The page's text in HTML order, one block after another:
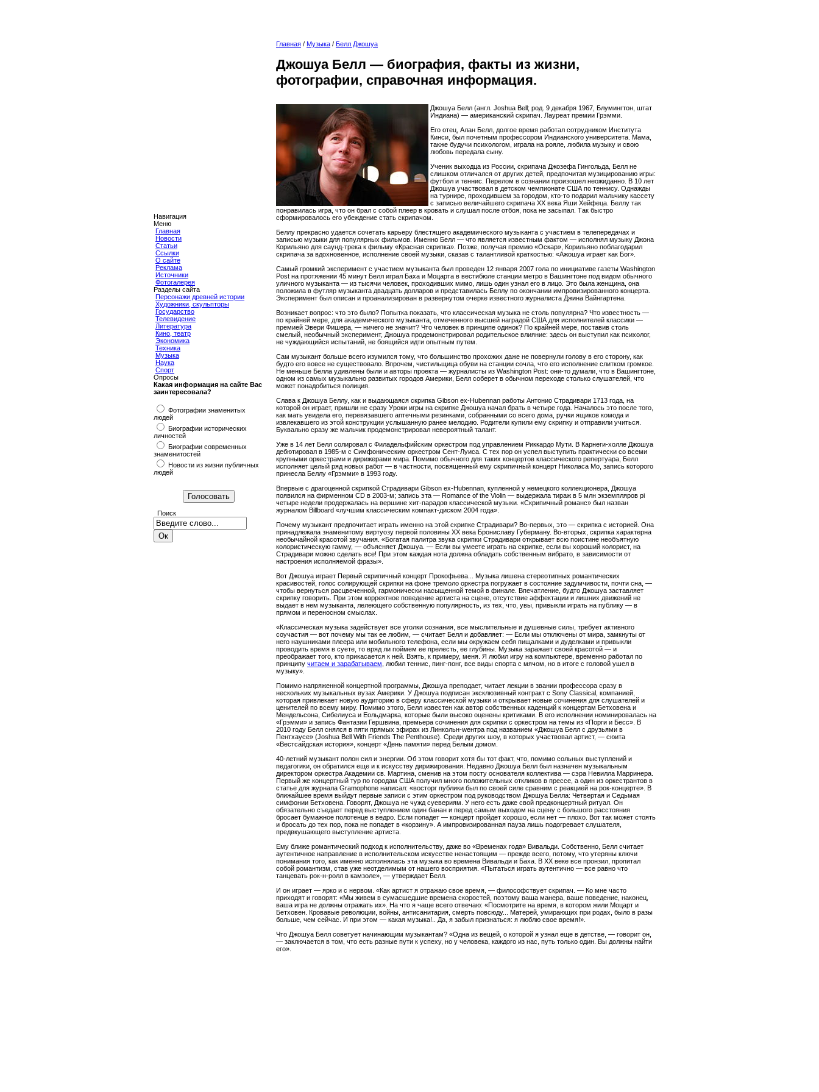
Навигация
Меню
Главная
Новости
Статьи
Ссылки
О сайте
Реклама
Источники
Фотогалерея
Разделы сайта
Персонажи древней истории
Художники, скульпторы
Государство
Телевидение
Литература
Кино, театр
Экономика
Техника
Музыка
Наука
Спорт
Опросы
Какая информация на сайте Вас
заинтересовала?
Фотографии знаменитых
людей
Биографии исторических
личностей
Биографии современных
знаменитостей
Новости из жизни публичных
людей
Поиск
Главная / Музыка / Белл Джошуа
Джошуа Белл — биография, факты из жизни,
фотографии, справочная информация.
Джошуа Белл (англ. Joshua Bell; род. 9 декабря 1967, Блумингтон, штат
Индиана) — американский скрипач. Лауреат премии Грэмми.
Его отец, Алан Белл, долгое время работал сотрудником Института
Кинси, был почетным профессором Индианского университета. Мама,
также будучи психологом, играла на рояле, любила музыку и свою
любовь передала сыну.
Ученик выходца из России, скрипача Джозефа Гингольда, Белл не
слишком отличался от других детей, предпочитая музицированию игры:
футбол и теннис. Перелом в сознании произошел неожиданно. В 10 лет
Джошуа участвовал в детском чемпионате США по теннису. Однажды
на турнире, проходившем за городом, кто-то подарил мальчику кассету
с записью величайшего скрипача XX века Яши Хейфеца. Беллу так
понравилась игра, что он брал с собой плеер в кровать и слушал после отбоя, пока не засыпал. Так быстро
сформировалось его убеждение стать скрипачом.
Беллу прекрасно удается сочетать карьеру блестящего академического музыканта с участием в телепередачах и
записью музыки для популярных фильмов. Именно Белл — что является известным фактом — исполнял музыку Джона
Корильяно для саунд-трека к фильму «Красная скрипка». Позже, получая премию «Оскар», Корильяно поблагодарил
скрипача за вдохновенное, исполнение своей музыки, сказав с талантливой краткостью: «Ажошуа играет как Бог».
Самый громкий эксперимент с участием музыканта был проведен 12 января 2007 гола по инициативе газеты Washington
Post на протяжении 45 минут Белл играл Баха и Моцарта в вестибюле станции метро в Вашингтоне под видом обычного
уличного музыканта — из тысячи человек, проходивших мимо, лишь один узнал его в лицо. Это была женщина, она
положила в футляр музыканта двадцать долларов и представилась Беллу по окончании импровизированного концерта.
Эксперимент был описан и проанализирован в развернутом очерке известного журналиста Джина Вайнгартена.
Возникает вопрос: что это было? Попытка показать, что классическая музыка не столь популярна? Что известность —
по крайней мере, для академического музыканта, отмеченного высшей наградой США для исполнителей классики —
премией Эвери Фишера, — ничего не значит? Что человек в принципе одинок? По крайней мере, поставив столь
смелый, необычный эксперимент, Джошуа продемонстрировал родительское влияние: здесь он выступил как психолог,
не чуждающийся испытаний, не боящийся идти опытным путем.
Сам музыкант больше всего изумился тому, что большинство прохожих даже не повернули голову в его сторону, как
будто его вовсе не существовало. Впрочем, чистильщица обуви на станции сочла, что его исполнение слитком громкое.
Не меньше Белла удивлены были и авторы проекта — журналисты из Washington Post: они-то думали, что в Вашингтоне,
одном из самых музыкально развитых городов Америки, Белл соберет в обычном переходе столько слушателей, что
может понадобиться полиция.
Слава к Джошуа Беллу, как и выдающаяся скрипка Gibson ех-Hubennan работы Антонио Страдивари 1713 года, на
которой он играет, пришли не сразу Уроки игры на скрипке Джошуа начал брать в четыре года. Началось это после того,
как мать увидела его, перевязавшего аптечными резинками, собранными со всего дома, ручки ящиков комода и
извлекавшего из этой конструкции услышанную ранее мелодию. Родители купили ему скрипку и отправили учиться.
Буквально сразу же мальчик продемонстрировал невероятный талант.
Уже в 14 лет Белл солировал с Филадельфийским оркестром под управлением Риккардо Мути. В Карнеги-холле Джошуа
дебютировал в 1985-м с Симфоническим оркестром Сент-Луиса. С тех пор он успел выступить практически со всеми
крупными оркестрами и дирижерами мира. Помимо обычного для таких концертов классического репертуара, Белл
исполняет целый ряд новых работ — в частности, посвященный ему скрипичный концерт Николаса Мо, запись которого
принесла Беллу «Грэмми» в 1993 году.
Впервые с драгоценной скрипкой Страдивари Gibson ех-Hubennan, купленной у немецкого коллекционера, Джошуа
появился на фирменном CD в 2003-м; запись эта — Romance of the Violin — выдержала тираж в 5 млн экземпляров pi
четыре недели продержалась на вершине хит-парадов классической музыки. «Скрипичный романс» был назван
журналом Billboard «лучшим классическим компакт-диском 2004 года».
Почему музыкант предпочитает играть именно на этой скрипке Страдивари? Во-первых, это — скрипка с историей. Она
принадлежала знаменитому виртуозу первой половины XX века Брониславу Губерману. Во-вторых, скрипка характерна
необычайной красотой звучания. «Богатая палитра звука скрипки Страдивари открывает всю поистине необъятную
колористическую гамму, — объясняет Джошуа. — Если вы умеете играть на скрипке, если вы хороший колорист, на
Страдивари можно сделать все! При этом каждая нота должна обладать собственным вибрато, в зависимости от
настроения исполняемой фразы».
Вот Джошуа играет Первый скрипичный концерт Прокофьева... Музыка лишена стереотипных романтических
красивостей, голос солирующей скрипки на фоне тремоло оркестра погружает в состояние задумчивости, почти сна, —
чтобы вернуться расцвеченной, гармонически насыщенной темой в финале. Впечатление, будто Джошуа заставляет
скрипку говорить. При этом корректное поведение артиста на сцене, отсутствие аффектации и лишних движений не
выдает в нем музыканта, лелеющего собственную популярность, из тех, что, увы, привыкли играть на публику — в
прямом и переносном смыслах.
«Классическая музыка задействует все уголки сознания, все мыслительные и душевные силы, требует активного
соучастия — вот почему мы так ее любим, — считает Белл и добавляет: — Если мы отключены от мира, замкнуты от
него наушниками плеера или мобильного телефона, если мы окружаем себя пищалками и дуделками и привыкли
проводить время в суете, то вряд ли поймем ее прелесть, ее глубины. Музыка заражает своей красотой — и
преображает того, кто прикасается к ней. Взять, к примеру, меня. Я любил игру на компьютере, временно работал по
принципу читаем и зарабатываем, любил теннис, пинг-понг, все виды спорта с мячом, но в итоге с головой ушел в
музыку».
Помимо напряженной концертной программы, Джошуа преподает, читает лекции в звании профессора сразу в
нескольких музыкальных вузах Америки. У Джошуа подписан эксклюзивный контракт с Sony Classical, компанией,
которая привлекает новую аудиторию в сферу классической музыки и открывает новые сочинения для слушателей и
ценителей по всему миру. Помимо этого, Белл известен как автор собственных каденций к концертам Бетховена и
Мендельсона, Сибелиуса и Еольдмарка, которые были высоко оценены критиками. В его исполнении номинировалась на
«Грэмми» и запись Фантазии Гершвина, премьера сочинения для скрипки с оркестром на темы из «Порги и Бесс». В
2010 году Белл снялся в пяти прямых эфирах из Линкольн-wентра под названием «Джошуа Белл с друзьями в
Пентхаусе» (Joshua Bell With Friends The Penthouse). Среди других шоу, в которых участвовал артист, — сюита
«Вестсайдская история», концерт «День памяти» перед Белым домом.
40-летний музыкант полон сил и энергии. Об этом говорит хотя бы тот факт, что, помимо сольных выступлений и
педагогики, он обратился еще и к искусству дирижирования. Недавно Джошуа Белл был назначен музыкальным
директором оркестра Академии св. Мартина, сменив на этом посту основателя коллектива — сэра Невилла Марринера.
Первый же концертный тур по городам США получил много положительных откликов в прессе, а один из оркестрантов в
статье для журнала Gramophone написал: «восторг публики был по своей силе сравним с реакцией на рок-концерте». В
ближайшее время выйдут первые записи с этим оркестром под руководством Джошуа Белла: Четвертая и Седьмая
симфонии Бетховена. Говорят, Джошуа не чужд суевериям. У него есть даже свой предконцертный ритуал. Он
обязательно съедает перед выступлением один банан и перед самым выходом на сцену с большого расстояния
бросает бумажное полотенце в ведро. Если попадет — концерт пройдет хорошо, если нет — плохо. Вот так может стоять
и бросать до тех пор, пока не попадет в «корзину». А импровизированная пауза лишь подогревает слушателя,
предвкушающего выступление артиста.
Ему ближе романтический подход к исполнительству, даже во «Временах года» Вивальди. Собственно, Белл считает
аутентичное направление в исполнительском искусстве ненастоящим — прежде всего, потому, что утеряны ключи
понимания того, как именно исполнялась эта музыка во времена Вивальди и Баха. В XX веке все пронзил, пропитал
собой романтизм, став уже неотделимым от нашего восприятия. «Пытаться играть аутентично — все равно что
танцевать рок-н-ролл в камзоле», — утверждает Белл.
И он играет — ярко и с нервом. «Как артист я отражаю свое время, — философствует скрипач. — Ко мне часто
приходят и говорят: «Мы живем в сумасшедшие времена скоростей, поэтому ваша манера, ваше поведение, наконец,
ваша игра не должны отражать их». На что я чаще всего отвечаю: «Посмотрите на время, в котором жили Моцарт и
Бетховен. Кровавые революции, войны, антисанитария, смерть повсюду... Матерей, умирающих при родах, было в разы
больше, чем сейчас. И при этом — какая музыка!.. Да, я забыл признаться: я люблю свое время!».
Что Джошуа Белл советует начинающим музыкантам? «Одна из вещей, о которой я узнал еще в детстве, — говорит он,
— заключается в том, что есть разные пути к успеху, но у человека, каждого из нас, путь только один. Вы должны найти
его».